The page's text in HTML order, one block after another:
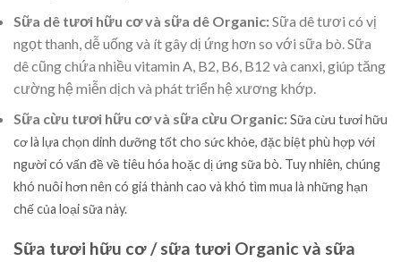
Sữa dê tươi hữu cơ và sữa dê Organic:Sữa dê tươi có vị
ngọt thanh, dễ uống và ít gây dị ứng hơn so với sữa bò. Sữa
dê cũng chứa nhiều vitamin A, B2, B6, B12 và canxi, giúp tăng
cường hệ miễn dịch và phát triển hệ xương khớp.
Sữa cừu tươi hữu cơ và sữa cừu Organic:Sữa cừu tươi hữu
cơ là lựa chọn dinh dưỡng tốt cho sức khỏe, đặc biệt phù hợp với
người có vấn đề về tiêu hóa hoặc dị ứng sữa bò. Tuy nhiên, chúng
khó nuôi hơn nên có giá thành cao và khó tìm mua là những hạn
chế của loại sữa này.
Sữa tươi hữu cơ/sữa tươi Organic và sữa